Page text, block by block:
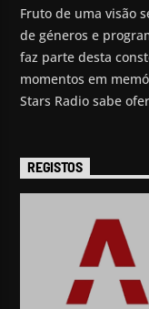
Fruto de uma visão
de géneros e
faz parte desta
momentos em
Stars Radio sabe
REGISTOS